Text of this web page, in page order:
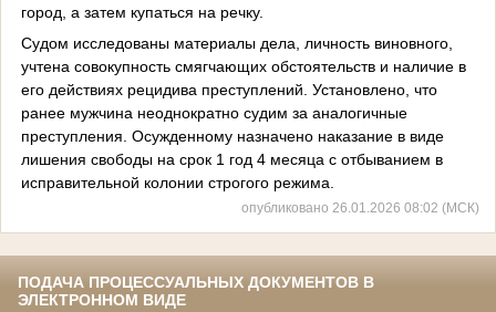
город, а затем купаться на речку.
Судом исследованы материалы дела, личность виновного,
учтена совокупность смягчающих обстоятельств и наличие в
его действиях рецидива преступлений. Установлено, что
ранее мужчина неоднократно судим за аналогичные
преступления. Осужденному назначено наказание в виде
лишения свободы на срок 1 год 4 месяца с отбыванием в
исправительной колонии строгого режима.
опубликовано 26.01.2026 08:02 (МСК)
ПОДАЧА ПРОЦЕССУАЛЬНЫХ ДОКУМЕНТОВ В
ЭЛЕКТРОННОМ ВИДЕ